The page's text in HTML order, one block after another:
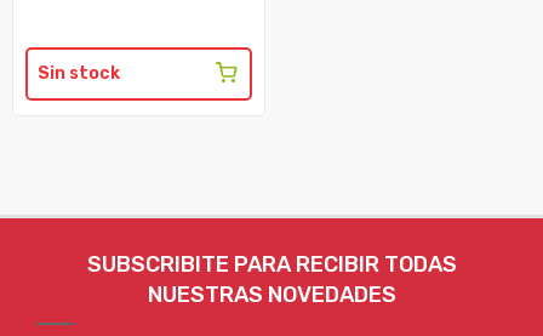
Sin stock
SUBSCRIBITE PARA RECIBIR TODAS
NUESTRAS NOVEDADES